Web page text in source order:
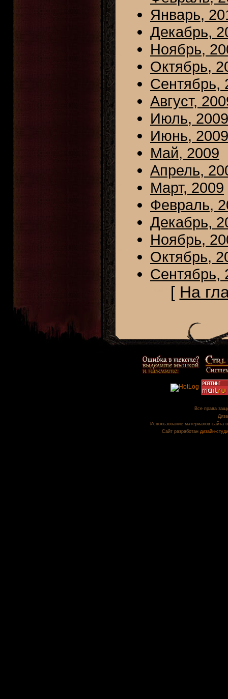
Январь,
Декабрь,
Ноябрь,
Октябрь,
Сентябрь,
Август,
Июль, 2009
Июнь, 2009
Май, 2009
Апрель,
Март, 2009
Февраль,
Декабрь,
Ноябрь,
Октябрь,
Сентябрь,
[ На
Все права
Использование материалов сайта
Сайт разработан дизайн-